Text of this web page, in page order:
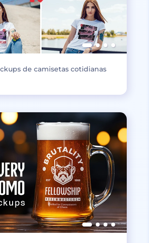
de camisetas cotidianas